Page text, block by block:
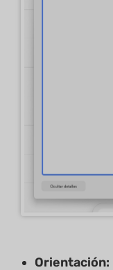
Orientación: